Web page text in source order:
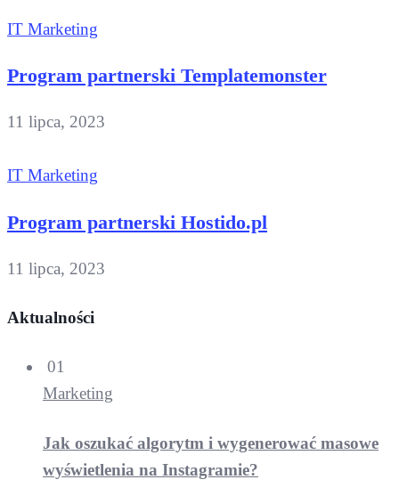
IT Marketing
Program partnerski Templatemonster
11 lipca, 2023
IT Marketing
Program partnerski Hostido.pl
11 lipca, 2023
Aktualności
01
Marketing
Jak oszukać algorytm i wygenerować masowe
wyświetlenia na Instagramie?